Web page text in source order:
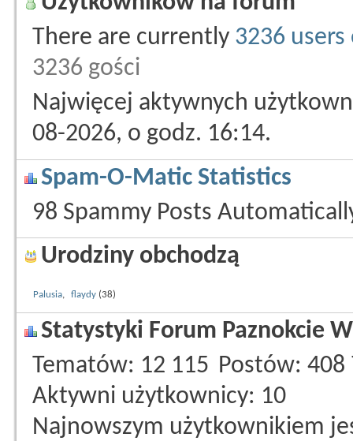
There are currently 3236
3236 gości
Najwięcej aktywnych
08-2026, o godz. 16:14.
Spam-O-Matic Statistics
98 Spammy Posts
Urodziny obchodzą
Palusia, flaydy (38)
Statystyki Forum Paznokcie
Tematów 12 115 Postów 408
Aktywni użytkownicy 10
Najnowszym użytkownikiem